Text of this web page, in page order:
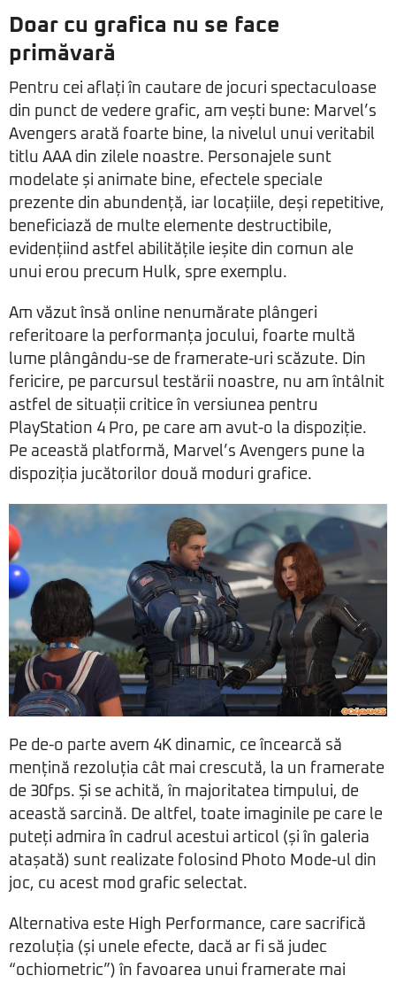
Doar cu grafica nu se face
primăvară
Pentru cei aflați în cautare de jocuri spectaculoase
din punct de vedere grafic, am vești bune: Marvel’s
Avengers arată foarte bine, la nivelul unui veritabil
titlu AAA din zilele noastre. Personajele sunt
modelate și animate bine, efectele speciale
prezente din abundență, iar locațiile, deși repetitive,
beneficiază de multe elemente destructibile,
evidențiind astfel abilitățile ieșite din comun ale
unui erou precum Hulk, spre exemplu.
Am văzut însă online nenumărate plângeri
referitoare la performanța jocului, foarte multă
lume plângându-se de framerate-uri scăzute. Din
fericire, pe parcursul testării noastre, nu am întâlnit
astfel de situații critice în versiunea pentru
PlayStation 4 Pro, pe care am avut-o la dispoziție.
Pe această platformă, Marvel’s Avengers pune la
dispoziția jucătorilor două moduri grafice.
Pe de-o parte avem 4K dinamic, ce încearcă să
mențină rezoluția cât mai crescută, la un framerate
de 30fps. Și se achită, în majoritatea timpului, de
această sarcină. De altfel, toate imaginile pe care le
puteți admira în cadrul acestui articol (și în galeria
atașată) sunt realizate folosind Photo Mode-ul din
joc, cu acest mod grafic selectat.
Alternativa este High Performance, care sacrifică
rezoluția (și unele efecte, dacă ar fi să judec
“ochiometric”) în favoarea unui framerate mai